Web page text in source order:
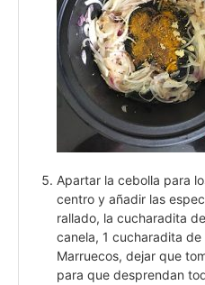
Apartar la cebolla para
centro y añadir las
rallado, la cucharadita
canela, 1 cucharadita
Marruecos, dejar que
para que desprendan